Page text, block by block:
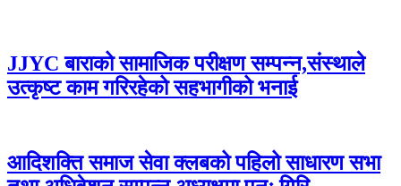
JJYC बाराको सामाजिक परीक्षण सम्पन्न,संस्थाले
उत्कृष्ट काम गरिरहेको सहभागीको भनाई
आदिशक्ति समाज सेवा क्लबको पहिलो साधारण सभा